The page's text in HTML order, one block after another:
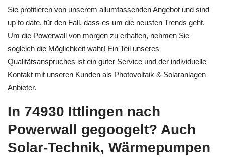
Sie profitieren von unserem allumfassenden Angebot und sind
up to date, für den Fall, dass es um die neusten Trends geht.
Um die Powerwall von morgen zu erhalten, nehmen Sie
sogleich die Möglichkeit wahr! Ein Teil unseres
Qualitätsanspruches ist ein guter Service und der individuelle
Kontakt mit unseren Kunden als Photovoltaik & Solaranlagen
Anbieter.
In 74930 Ittlingen nach
Powerwall gegoogelt? Auch
Solar-Technik, Wärmepumpen